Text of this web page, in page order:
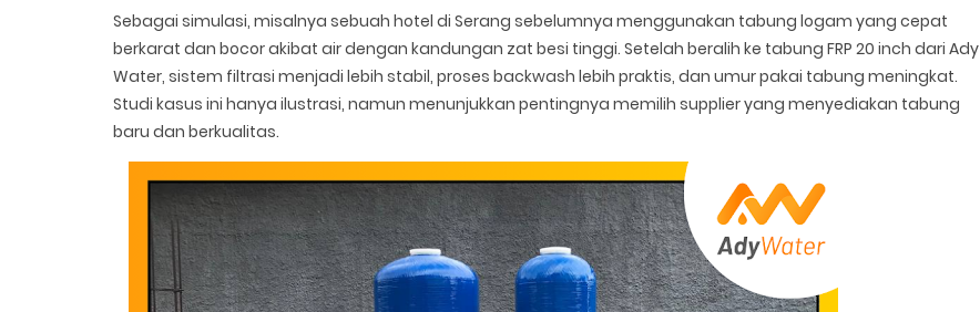
Sebagai simulasi, misalnya sebuah hotel di Serang sebelumnya menggunakan tabung logam yang cepat
berkarat dan bocor akibat air dengan kandungan zat besi tinggi. Setelah beralih ke tabung FRP 20 inch dari Ady
Water, sistem filtrasi menjadi lebih stabil, proses backwash lebih praktis, dan umur pakai tabung meningkat.
Studi kasus ini hanya ilustrasi, namun menunjukkan pentingnya memilih supplier yang menyediakan tabung
baru dan berkualitas.